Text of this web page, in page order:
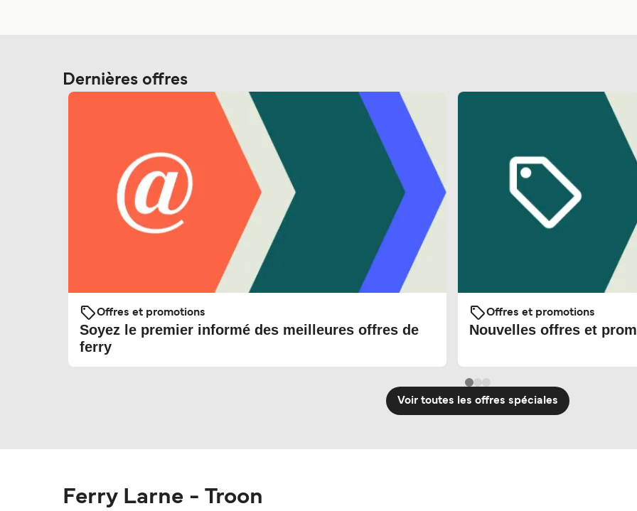
Dernières offres
Offres et promotions
Soyez le premier informé des meilleures offres de
ferry
Offres et promotions
Nouvelles offres et
Voir toutes les offres spéciales
Ferry Larne - Troon